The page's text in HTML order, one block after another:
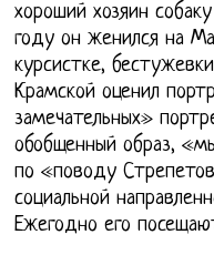
хороший хозяин
году он женился на
курсистке,
Крамской оценил
замечательных»
обобщенный образ,
по «поводу
социальной
Ежегодно его